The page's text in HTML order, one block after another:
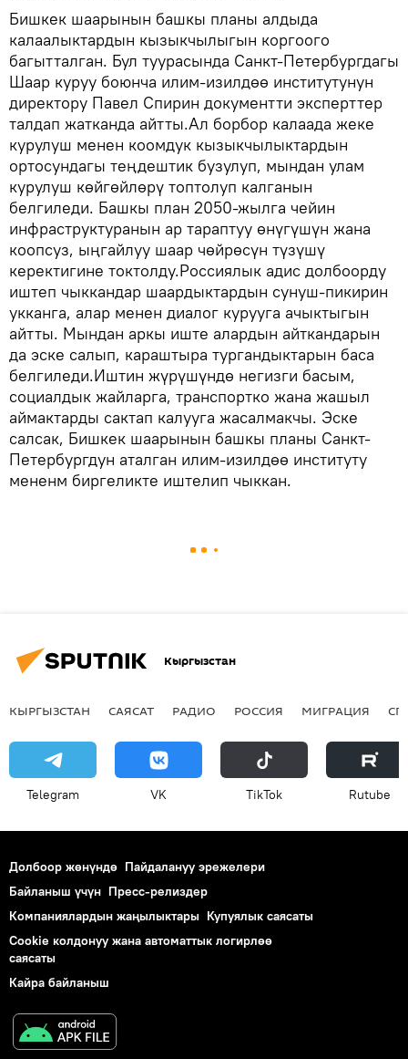
Бишкек шаарынын башкы планы алдыда
калаалыктардын кызыкчылыгын коргоого
багытталган. Бул туурасында Санкт-Петербургдагы
Шаар куруу боюнча илим-изилдөө институтунун
директору Павел Спирин документти эксперттер
талдап жатканда айтты.Ал борбор калаада жеке
курулуш менен коомдук кызыкчылыктардын
ортосундагы теңдештик бузулуп, мындан улам
курулуш көйгөйлөрү топтолуп калганын
белгиледи. Башкы план 2050-жылга чейин
инфраструктуранын ар тараптуу өнүгүшүн жана
коопсуз, ыңгайлуу шаар чөйрөсүн түзүшү
керектигине токтолду.Россиялык адис долбоорду
иштеп чыккандар шаардыктардын сунуш-пикирин
укканга, алар менен диалог курууга ачыктыгын
айтты. Мындан аркы иште алардын айткандарын
да эске салып, караштыра тургандыктарын баса
белгиледи.Иштин жүрүшүндө негизги басым,
социалдык жайларга, транспортко жана жашыл
аймактарды сактап калууга жасалмакчы. Эске
салсак, Бишкек шаарынын башкы планы Санкт-
Петербургдун аталган илим-изилдөө институту
мененм биргеликте иштелип чыккан.
Кыргызстан
КЫРГЫЗСТАН САЯСАТ РАДИО РОССИЯ МИГРАЦИЯ
Telegram VK ТikТоk Rutube
Долбоор жөнүндө Пайдалануу эрежелери
Байланыш үчүн Пресс-релиздер
Компаниялардын жаңылыктары Купуялык саясаты
Cookie колдонуу жана автоматтык логирлөө
саясаты
Кайра байланыш